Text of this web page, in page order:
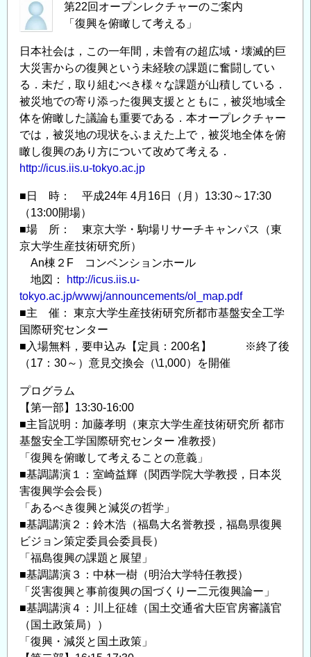
気
に！
熱
血
土
木
談
義」
開
催
お
知
ら
せ
の
第22回オープンレクチャーのご案内
「復興を俯瞰して考える」
日本社会は，この一年間，未曾有の超広域・壊滅的巨
大災害からの復興という未経験の課題に奮闘してい
る．未だ，取り組むべき様々な課題が山積している．
被災地での寄り添った復興支援とともに，被災地域全
体を俯瞰した議論も重要である．本オープレクチャー
では，被災地の現状をふまえた上で，被災地全体を俯
瞰し復興のあり方について改めて考える．
http://icus.iis.u-tokyo.ac.jp
■日 時： 平成24年 4月16日（月）13:30～17:30
（13:00開場）
■場 所： 東京大学・駒場リサーチキャンパス（東
京大学生産技術研究所）
An棟２F コンベンションホール
地図：
http://icus.iis.u-
tokyo.ac.jp/wwwj/announcements/ol_map.pdf
■主 催： 東京大学生産技術研究所都市基盤安全工学
国際研究センター
■入場無料，要申込み【定員：200名】 ※終了後
（17：30～）意見交換会（\1,000）を開催
プログラム
【第一部】13:30-16:00
■主旨説明：加藤孝明（東京大学生産技術研究所 都市
基盤安全工学国際研究センター 准教授）
「復興を俯瞰して考えることの意義」
■基調講演１：室崎益輝（関西学院大学教授，日本災
害復興学会会長）
「あるべき復興と減災の哲学」
■基調講演２：鈴木浩（福島大名誉教授，福島県復興
ビジョン策定委員会委員長）
「福島復興の課題と展望」
■基調講演３：中林一樹（明治大学特任教授）
「災害復興と事前復興の国づくりー二元復興論ー」
■基調講演４：川上征雄（国土交通省大臣官房審議官
（国土政策局））
「復興・減災と国土政策」